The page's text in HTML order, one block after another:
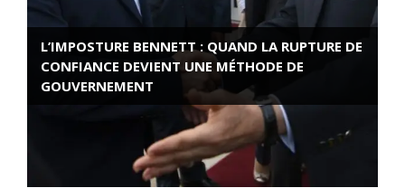
L’IMPOSTURE BENNETT : QUAND LA RUPTURE DE
CONFIANCE DEVIENT UNE MÉTHODE DE
GOUVERNEMENT
ROSE VALLAND, HEROÏNE DE LA RESISTANCE